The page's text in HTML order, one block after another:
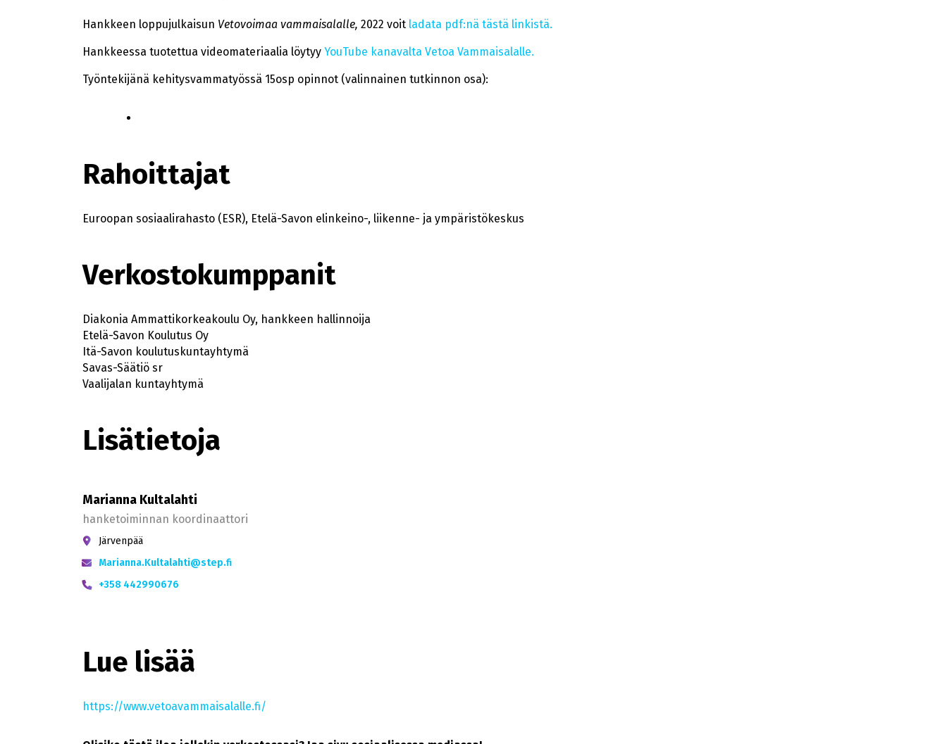
Hankkeen loppujulkaisun Vetovoimaa vammaisalalle, 2022 voit ladata pdf:nä tästä linkistä.
Hankkeessa tuotettua videomateriaalia löytyy YouTube kanavalta Vetoa Vammaisalalle.
Työntekijänä kehitysvammatyössä 15osp opinnot (valinnainen tutkinnon osa):
Rahoittajat
Euroopan sosiaalirahasto (ESR), Etelä-Savon elinkeino-, liikenne- ja ympäristökeskus
Verkostokumppanit
Diakonia Ammattikorkeakoulu Oy, hankkeen hallinnoija
Etelä-Savon Koulutus Oy
Itä-Savon koulutuskuntayhtymä
Savas-Säätiö sr
Vaalijalan kuntayhtymä
Lisätietoja
Marianna Kultalahti
hanketoiminnan koordinaattori
Järvenpää
Marianna.Kultalahti@step.fi
+358 442990676
Lue lisää
https://www.vetoavammaisalalle.fi/